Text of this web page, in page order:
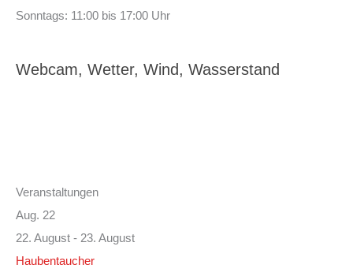
Sonntags: 11:00 bis 17:00 Uhr
Webcam, Wetter, Wind, Wasserstand
Veranstaltungen
Aug. 22
22. August - 23. August
Haubentaucher